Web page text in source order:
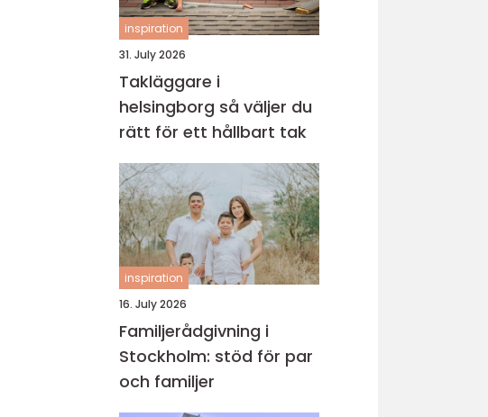
inspiration
31. July 2026
Takläggare i
helsingborg så väljer du
rätt för ett hållbart tak
inspiration
16. July 2026
Familjerådgivning i
Stockholm: stöd för par
och familjer